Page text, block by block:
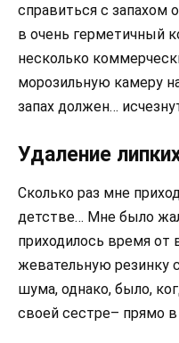
справиться с запахом
в очень герметичный
несколько
морозильную камеру
запах должен…
Удаление
Сколько раз мне
детстве… Мне было
приходилось время от
жевательную резинку
шума, однако, было,
своей сестре– прямо